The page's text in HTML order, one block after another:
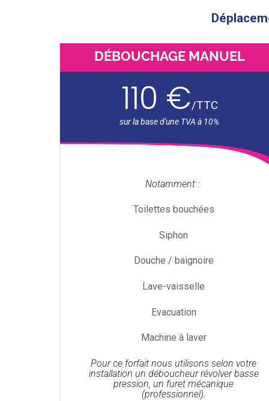
DÉBOUCHAGE MANUEL
110 €/TTC
Notamment :
Toilettes bouchées
Siphon
Douche / baignoire
Lave-vaisselle
Evacuation
Machine à laver
Pour ce forfait nous utilisons selon votre
installation un déboucheur révolver basse
pression, un furet mécanique
(professionnel).